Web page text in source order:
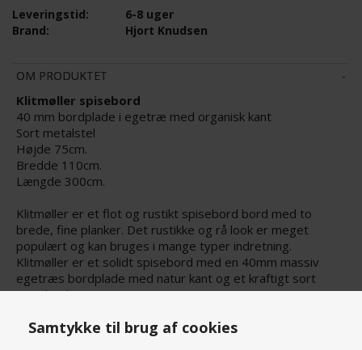
Samtykke til brug af cookies
6-8 uger
Leveringstid:
Hjort Knudsen
Brand:
OM PRODUKTET
Klitmøller spisebord
40 mm bordplade i egetræ med organisk kant
Sort metalstel
Højde 75cm.
Bredde 110cm.
Længde 300cm.
Klitmøller er et flot og rustikt spisebord bord med to
brede, fine planker. Det rustikke og rå look er meget
populært og kan bruges i mange typer indretning.
Klitmøller er et solidt spisebord med en 40mm massiv
egetræs bordplade med natur kant og et kraftigt sort
metalstel.
Fås i andre størrelser seher